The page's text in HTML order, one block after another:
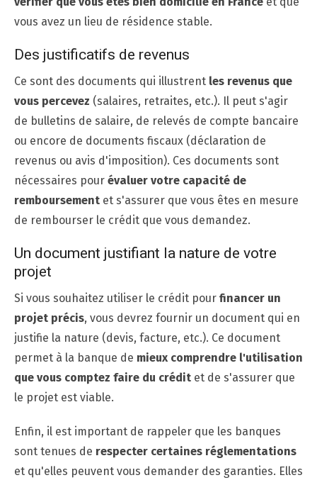
vous avez un lieu de résidence stable.
Des justificatifs de revenus
Ce sont des documents qui illustrent les revenus que
vous percevez (salaires, retraites, etc.). Il peut s'agir
de bulletins de salaire, de relevés de compte bancaire
ou encore de documents fiscaux (déclaration de
revenus ou avis d'imposition). Ces documents sont
nécessaires pour évaluer votre capacité de
remboursement et s'assurer que vous êtes en mesure
de rembourser le crédit que vous demandez.
Un document justifiant la nature de votre
projet
Si vous souhaitez utiliser le crédit pour financer un
projet précis, vous devrez fournir un document qui en
justifie la nature (devis, facture, etc.). Ce document
permet à la banque de mieux comprendre l'utilisation
que vous comptez faire du crédit et de s'assurer que
le projet est viable.
Enfin, il est important de rappeler que les banques
sont tenues de respecter certaines réglementations
et qu'elles peuvent vous demander des garanties. Elles